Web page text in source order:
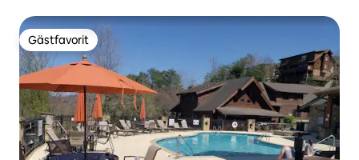
Gästfavorit
Gästfavorit